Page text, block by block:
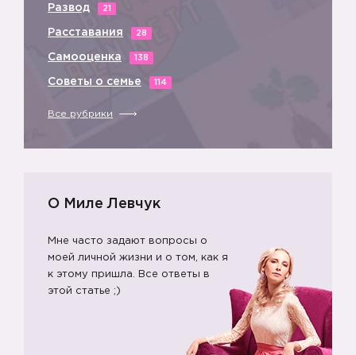
Развод 21
Расставания 28
Самооценка 138
Советы о семье 114
Все рубрики
О Миле Левчук
Мне часто задают вопросы о
моей личной жизни и о том, как я
к этому пришла. Все ответы в
этой статье ;)